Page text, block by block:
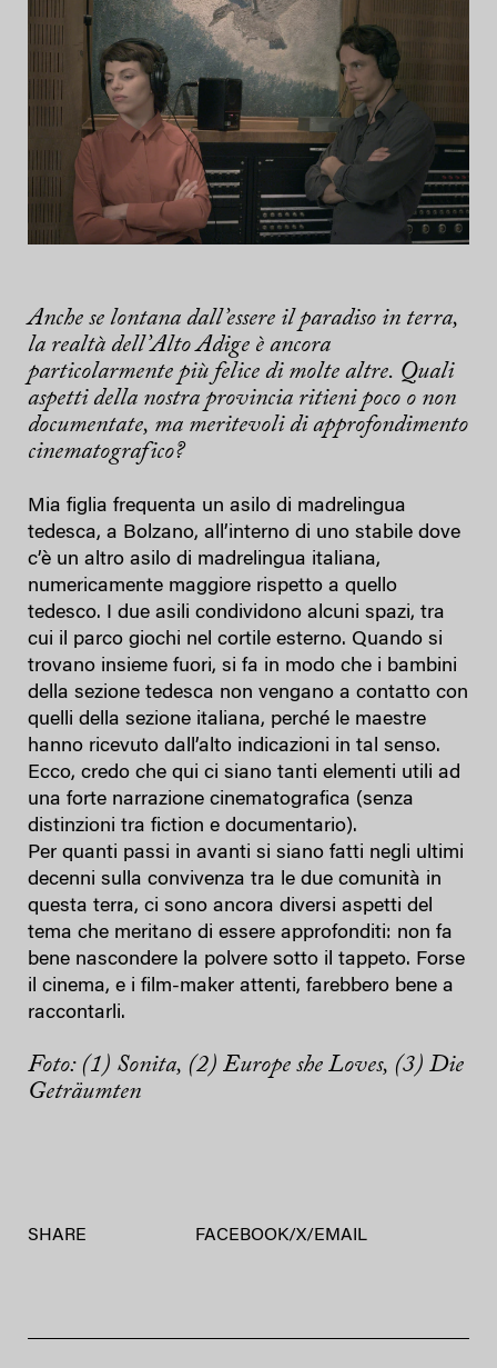
Anche se lontana dall’essere il paradiso in terra,
la realtà dell’Alto Adige è ancora
particolarmente più felice di molte altre. Quali
aspetti della nostra provincia ritieni poco o non
documentate, ma meritevoli di approfondimento
cinematografico?
Mia figlia frequenta un asilo di madrelingua
tedesca, a Bolzano, all’interno di uno stabile dove
c’è un altro asilo di madrelingua italiana,
numericamente maggiore rispetto a quello
tedesco. I due asili condividono alcuni spazi, tra
cui il parco giochi nel cortile esterno. Quando si
trovano insieme fuori, si fa in modo che i bambini
della sezione tedesca non vengano a contatto con
quelli della sezione italiana, perché le maestre
hanno ricevuto dall’alto indicazioni in tal senso.
Ecco, credo che qui ci siano tanti elementi utili ad
una forte narrazione cinematografica (senza
distinzioni tra fiction e documentario).
Per quanti passi in avanti si siano fatti negli ultimi
decenni sulla convivenza tra le due comunità in
questa terra, ci sono ancora diversi aspetti del
tema che meritano di essere approfonditi: non fa
bene nascondere la polvere sotto il tappeto. Forse
il cinema, e i film-maker attenti, farebbero bene a
raccontarli.
Foto: (1) Sonita, (2) Europe she Loves, (3) Die
Geträumten
SHARE FACEBOOK/X/EMAIL